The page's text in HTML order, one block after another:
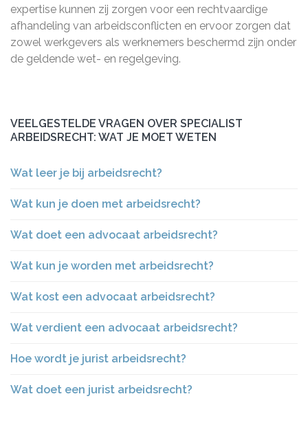
expertise kunnen zij zorgen voor een rechtvaardige
afhandeling van arbeidsconflicten en ervoor zorgen dat
zowel werkgevers als werknemers beschermd zijn onder
de geldende wet- en regelgeving.
VEELGESTELDE VRAGEN OVER SPECIALIST
ARBEIDSRECHT: WAT JE MOET WETEN
Wat leer je bij arbeidsrecht?
Wat kun je doen met arbeidsrecht?
Wat doet een advocaat arbeidsrecht?
Wat kun je worden met arbeidsrecht?
Wat kost een advocaat arbeidsrecht?
Wat verdient een advocaat arbeidsrecht?
Hoe wordt je jurist arbeidsrecht?
Wat doet een jurist arbeidsrecht?